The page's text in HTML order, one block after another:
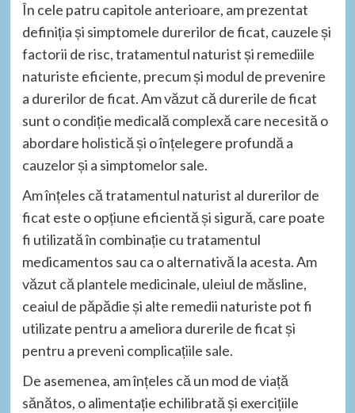
În cele patru capitole anterioare, am prezentat
definiția și simptomele durerilor de ficat, cauzele și
factorii de risc, tratamentul naturist și remediile
naturiste eficiente, precum și modul de prevenire
a durerilor de ficat. Am văzut că durerile de ficat
sunt o condiție medicală complexă care necesită o
abordare holistică și o înțelegere profundă a
cauzelor și a simptomelor sale.
Am înțeles că tratamentul naturist al durerilor de
ficat este o opțiune eficientă și sigură, care poate
fi utilizată în combinație cu tratamentul
medicamentos sau ca o alternativă la acesta. Am
văzut că plantele medicinale, uleiul de măsline,
ceaiul de păpădie și alte remedii naturiste pot fi
utilizate pentru a ameliora durerile de ficat și
pentru a preveni complicațiile sale.
De asemenea, am înțeles că un mod de viață
sănătos, o alimentație echilibrată și exercițiile